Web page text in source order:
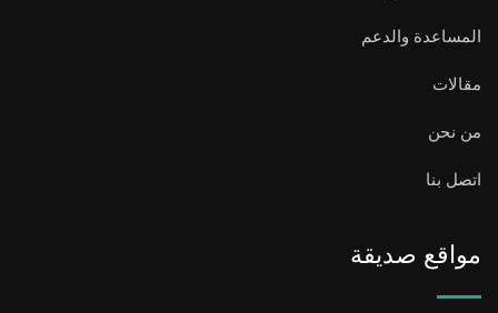
المساعدة والدعم
مقالات
من نحن
اتصل بنا
مواقع صديقة